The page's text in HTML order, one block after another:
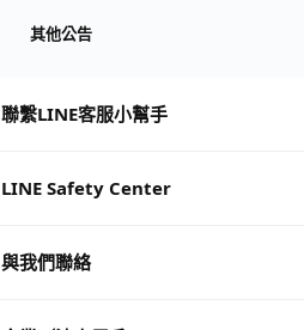
其他公告
聯繫LINE客服小幫手
LINE Safety Center
與我們聯絡